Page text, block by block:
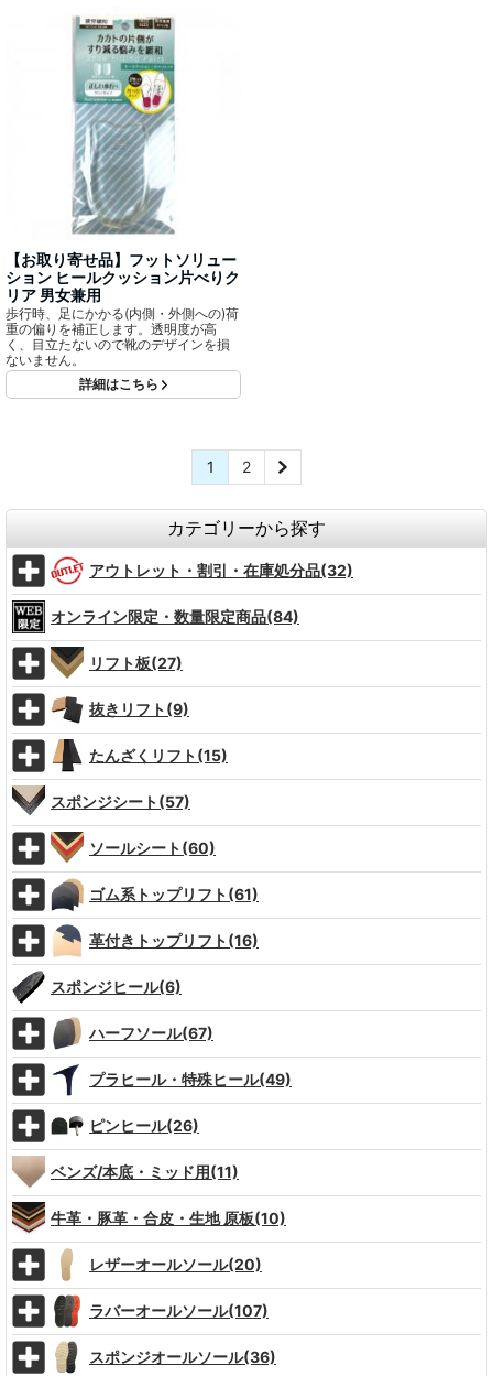
【お取り寄せ品】フットソリュー
ション ヒールクッション片べりク
リア 男女兼用
歩行時、足にかかる(内側・外側への)荷
重の偏りを補正します。透明度が高
く、目立たないので靴のデザインを損
ないません。
詳細はこちら
1 2
カテゴリーから探す
アウトレット・割引・在庫処分品(32)
オンライン限定・数量限定商品(84)
リフト板(27)
抜きリフト(9)
たんざくリフト(15)
スポンジシート(57)
ソールシート(60)
ゴム系トップリフト(61)
革付きトップリフト(16)
スポンジヒール(6)
ハーフソール(67)
プラヒール・特殊ヒール(49)
ピンヒール(26)
ベンズ/本底・ミッド用(11)
牛革・豚革・合皮・生地 原板(10)
レザーオールソール(20)
ラバーオールソール(107)
スポンジオールソール(36)